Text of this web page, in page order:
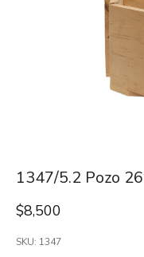
1347/5.2 Pozo
$8,500
SKU: 1347